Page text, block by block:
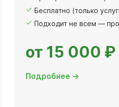
Бесплатно (только
Подходит не всем —
от 15 000 ₽
Подробнее →